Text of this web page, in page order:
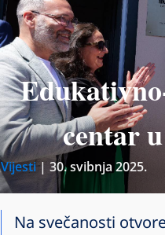
centar
Vijesti| 30. svibnja 2025.
Na svečanosti